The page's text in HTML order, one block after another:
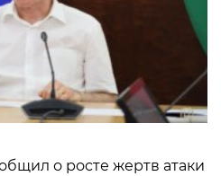
о росте жертв атаки